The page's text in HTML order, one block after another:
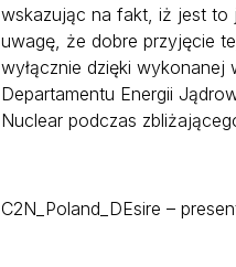
wskazując na fakt, iż jest to
uwagę, że dobre przyjęcie
wyłącznie dzięki
Departamentu Energii
Nuclear podczas
C2N_Poland_DEsire –